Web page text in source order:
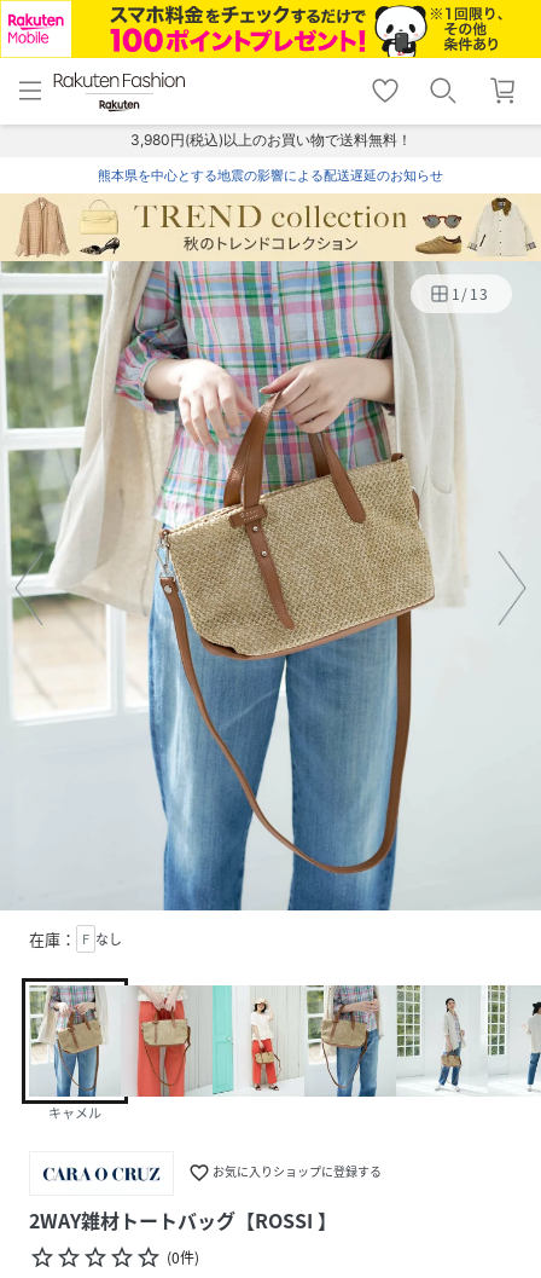
menu home
トップ
shopping_cart lock_outline
ログイン
3,980円(税込)以上のお買い物で送料無料！
熊本県を中心とする地震の影響による配送遅延のお知らせ
1/13
在庫： F なし
キャメル
favorite_border お気に入りショップに登録する
2WAY雑材トートバッグ【ROSSI 】
star_borderstar_borderstar_borderstar_borderstar_border (0件)